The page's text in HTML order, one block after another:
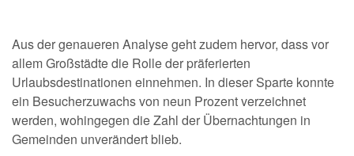
Aus der genaueren Analyse geht zudem hervor, dass vor
allem Großstädte die Rolle der präferierten
Urlaubsdestinationen einnehmen. In dieser Sparte konnte
ein Besucherzuwachs von neun Prozent verzeichnet
werden, wohingegen die Zahl der Übernachtungen in
Gemeinden unverändert blieb.